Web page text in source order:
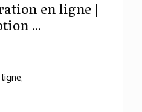
en ligne |
...